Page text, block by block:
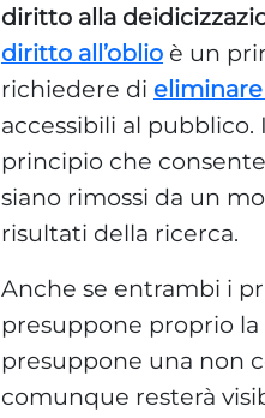
diritto alla
diritto all’oblio è un
richiedere di
accessibili al pubblico.
principio che
siano rimossi da un
risultati della ricerca.
Anche se entrambi i
presuppone proprio
presuppone una non
comunque resterà